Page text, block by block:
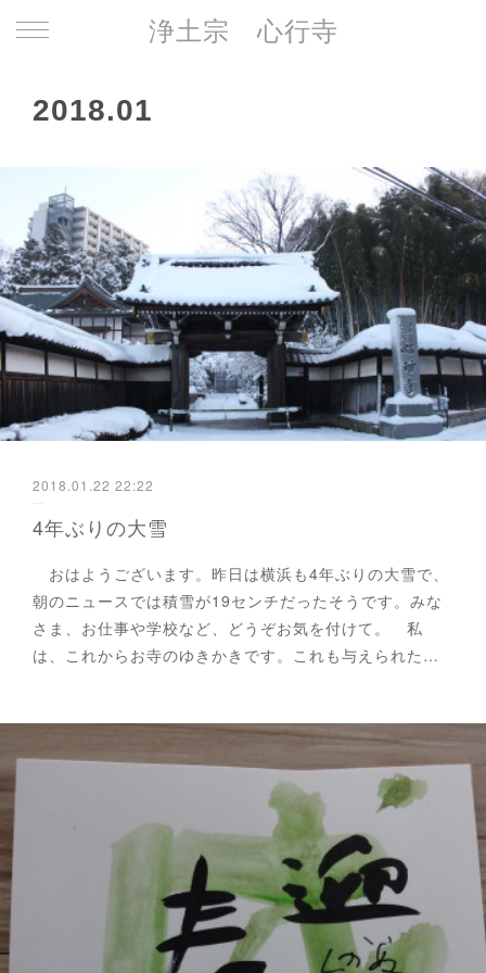
浄土宗 心行寺
2018.01
2018.01.22 22:22
4年ぶりの大雪
おはようございます。昨日は横浜も4年ぶりの大雪で、
朝のニュースでは積雪が19センチだったそうです。みな
さま、お仕事や学校など、どうぞお気を付けて。 私
は、これからお寺のゆきかきです。これも与えられた…